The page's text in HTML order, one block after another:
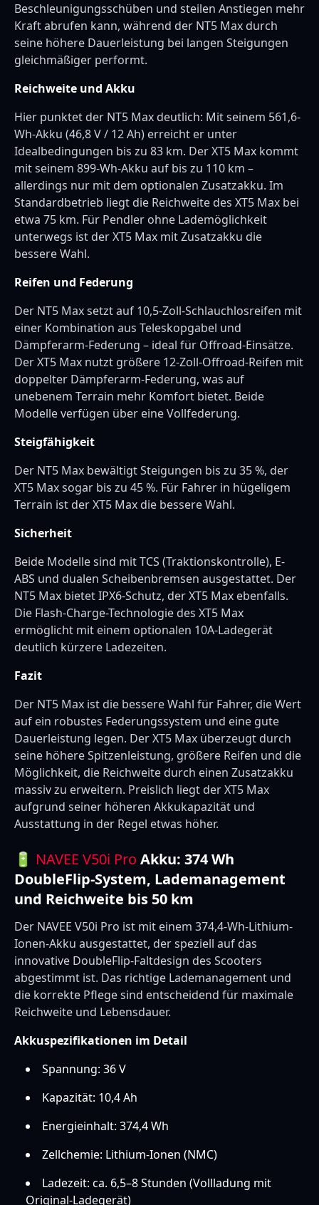
Beschleunigungsschüben und steilen Anstiegen mehr
Kraft abrufen kann, während der NT5 Max durch
seine höhere Dauerleistung bei langen Steigungen
gleichmäßiger performt.
Reichweite und Akku
Hier punktet der NT5 Max deutlich: Mit seinem 561,6-
Wh-Akku (46,8 V / 12 Ah) erreicht er unter
Idealbedingungen bis zu 83 km. Der XT5 Max kommt
mit seinem 899-Wh-Akku auf bis zu 110 km –
allerdings nur mit dem optionalen Zusatzakku. Im
Standardbetrieb liegt die Reichweite des XT5 Max bei
etwa 75 km. Für Pendler ohne Lademöglichkeit
unterwegs ist der XT5 Max mit Zusatzakku die
bessere Wahl.
Reifen und Federung
Der NT5 Max setzt auf 10,5-Zoll-Schlauchlosreifen mit
einer Kombination aus Teleskopgabel und
Dämpferarm-Federung – ideal für Offroad-Einsätze.
Der XT5 Max nutzt größere 12-Zoll-Offroad-Reifen mit
doppelter Dämpferarm-Federung, was auf
unebenem Terrain mehr Komfort bietet. Beide
Modelle verfügen über eine Vollfederung.
Steigfähigkeit
Der NT5 Max bewältigt Steigungen bis zu 35 %, der
XT5 Max sogar bis zu 45 %. Für Fahrer in hügeligem
Terrain ist der XT5 Max die bessere Wahl.
Sicherheit
Beide Modelle sind mit TCS (Traktionskontrolle), E-
ABS und dualen Scheibenbremsen ausgestattet. Der
NT5 Max bietet IPX6-Schutz, der XT5 Max ebenfalls.
Die Flash-Charge-Technologie des XT5 Max
ermöglicht mit einem optionalen 10A-Ladegerät
deutlich kürzere Ladezeiten.
Fazit
Der NT5 Max ist die bessere Wahl für Fahrer, die Wert
auf ein robustes Federungssystem und eine gute
Dauerleistung legen. Der XT5 Max überzeugt durch
seine höhere Spitzenleistung, größere Reifen und die
Möglichkeit, die Reichweite durch einen Zusatzakku
massiv zu erweitern. Preislich liegt der XT5 Max
aufgrund seiner höheren Akkukapazität und
Ausstattung in der Regel etwas höher.
🔋 NAVEE V50i Pro Akku: 374 Wh
DoubleFlip-System, Lademanagement
und Reichweite bis 50 km
Der NAVEE V50i Pro ist mit einem 374,4-Wh-Lithium-
Ionen-Akku ausgestattet, der speziell auf das
innovative DoubleFlip-Faltdesign des Scooters
abgestimmt ist. Das richtige Lademanagement und
die korrekte Pflege sind entscheidend für maximale
Reichweite und Lebensdauer.
Akkuspezifikationen im Detail
Spannung: 36 V
Kapazität: 10,4 Ah
Energieinhalt: 374,4 Wh
Zellchemie: Lithium-Ionen (NMC)
Ladezeit: ca. 6,5–8 Stunden (Vollladung mit
Original-Ladegerät)